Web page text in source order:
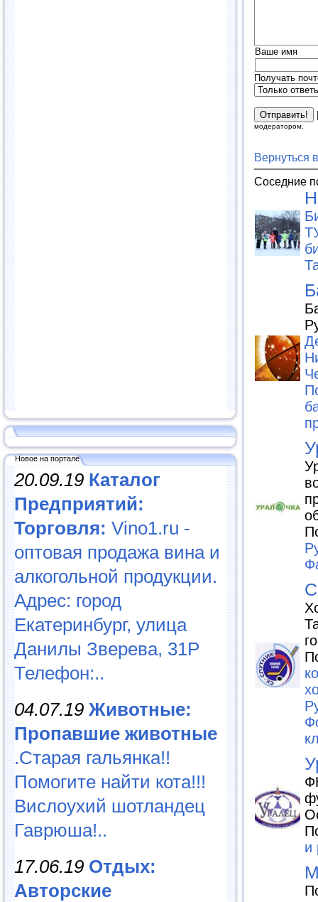
Новое на портале
20.09.19 Каталог
Предприятий:
Торговля: Vino1.ru -
оптовая продажа вина и
алкогольной продукции.
Адрес: город
Екатеринбург, улица
Данилы Зверева, 31Р
Телефон:..
04.07.19 Животные:
Пропавшие животные
.Старая гальянка!!
Помогите найти кота!!!
Вислоухий шотландец
Гаврюша!..
17.06.19 Отдых:
Авторские
Ваше имя
Получать
модератором.
Вернуться
Соседние
и